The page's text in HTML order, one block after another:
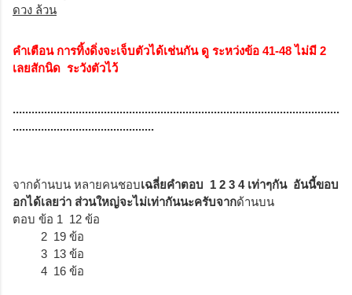
ดวง ล้วน
คำเตือน การทิ้งดิ่งจะเจ็บตัวได้เช่นกัน ดู ระหว่งข้อ 41-48 ไม่มี 2
เลยสักนิด ระวังตัวไว้
........................................................................................................
.............................................
จากด้านบน หลายคนชอบเฉลี่ยคำตอบ 1 2 3 4 เท่าๆกัน อันนี้ขอบ
อกได้เลยว่า ส่วนใหญ่จะไม่เท่ากันนะครับจากด้านบน
ตอบ ข้อ 1 12 ข้อ
2 19 ข้อ
3 13 ข้อ
4 16 ข้อ